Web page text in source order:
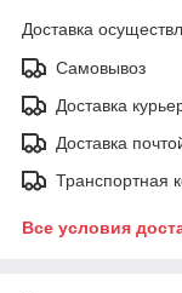
Доставка
Самовывоз
Доставка
Доставка
Транспортная
Все условия